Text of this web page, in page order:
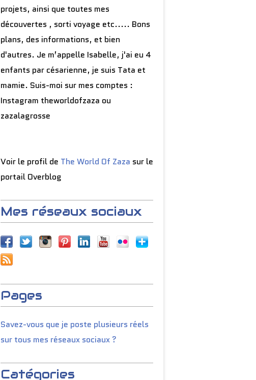
projets, ainsi que toutes mes
découvertes , sorti voyage etc..... Bons
plans, des informations, et bien
d'autres. Je m’appelle Isabelle, j'ai eu 4
enfants par césarienne, je suis Tata et
mamie. Suis-moi sur mes comptes :
Instagram theworldofzaza ou
zazalagrosse
Voir le profil de The World Of Zaza sur le
portail Overblog
Mes réseaux sociaux
Pages
Savez-vous que je poste plusieurs réels
sur tous mes réseaux sociaux ?
Catégories